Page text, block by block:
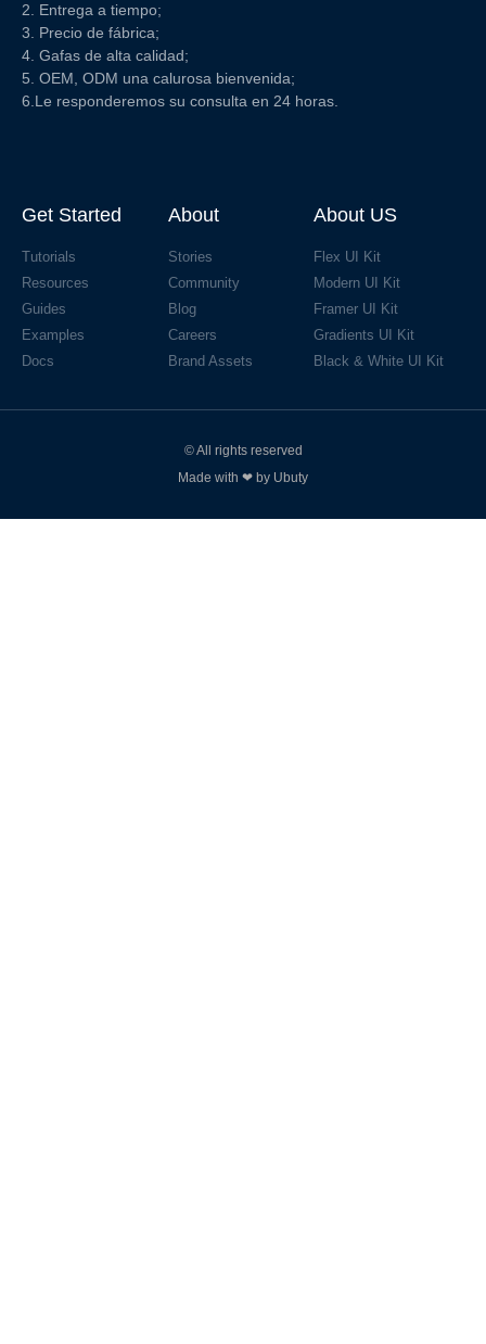
2. Entrega a tiempo;
3. Precio de fábrica;
4. Gafas de alta calidad;
5. OEM, ODM una calurosa bienvenida;
6.Le responderemos su consulta en 24 horas.
Get Started
Tutorials
Resources
Guides
Examples
Docs
About
Stories
Community
Blog
Careers
Brand Assets
About US
Flex UI Kit
Modern UI Kit
Framer UI Kit
Gradients UI Kit
Black & White UI Kit
© All rights reserved
Made with ❤ by Ubuty